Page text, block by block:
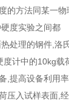
方法同某一
度实验之间都
处理的钢件,
度计中的10kg载
高设备利用
入试样表面,